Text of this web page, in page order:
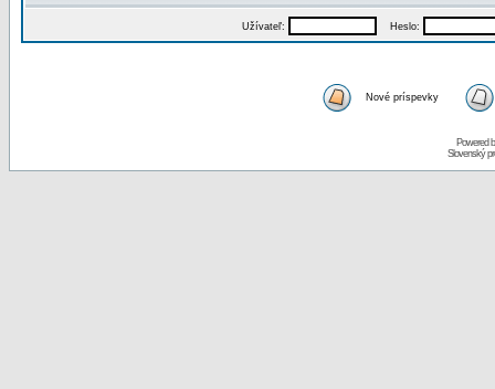
Užívateľ: Heslo:
Nové príspevky
Powered
Slovenský